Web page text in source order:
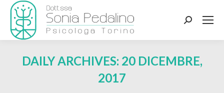
Search:
DAILY ARCHIVES: 20 DICEMBRE,
2017